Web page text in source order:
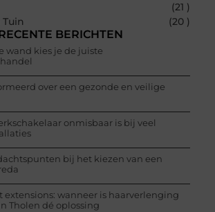
(21 )
(20 )
BERICHTEN
wand kies je de juiste
over een gezonde en veilige
onmisbaar is bij veel
bij het kiezen van een
extensions: wanneer is haarverlenging
Tholen dé oplossing